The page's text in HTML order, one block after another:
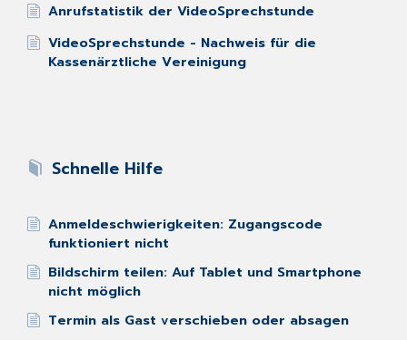
Anrufstatistik der VideoSprechstunde
VideoSprechstunde - Nachweis für die
Kassenärztliche Vereinigung
Schnelle Hilfe
Anmeldeschwierigkeiten: Zugangscode
funktioniert nicht
Bildschirm teilen: Auf Tablet und Smartphone
nicht möglich
Termin als Gast verschieben oder absagen